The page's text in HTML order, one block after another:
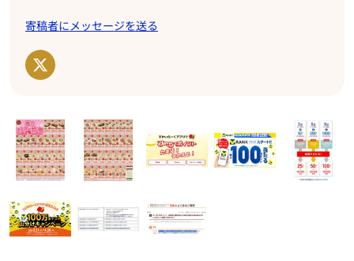
寄稿者にメッセージを送る